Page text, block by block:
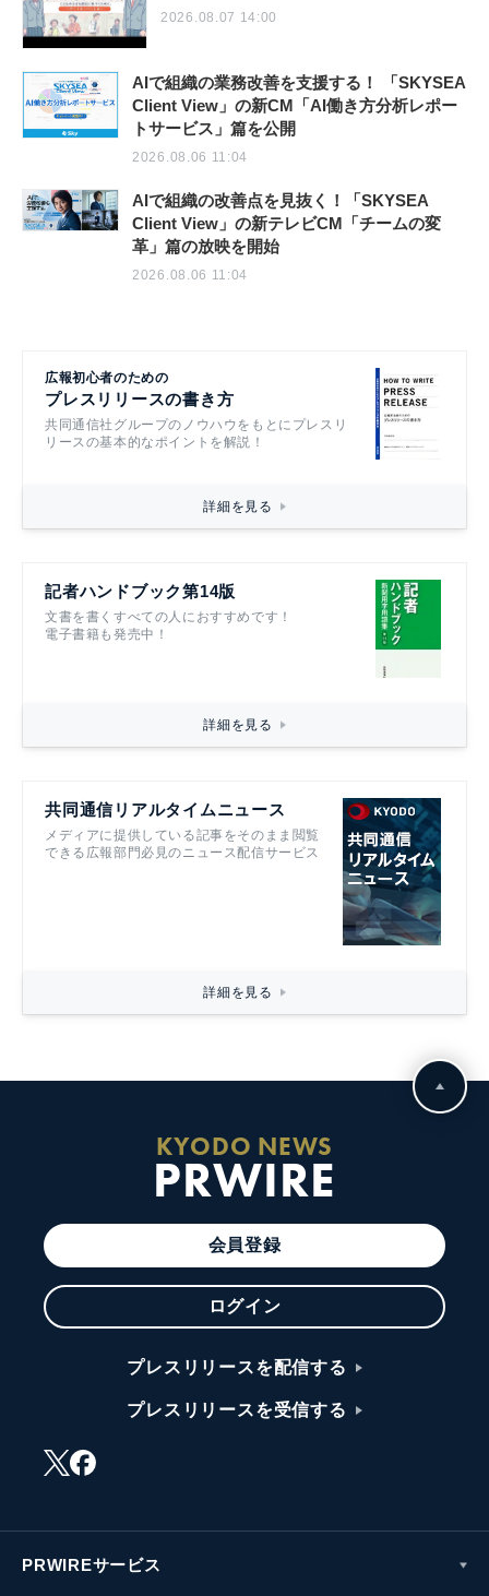
2026.08.07 14:00
AIで組織の業務改善を支援する！ 「SKYSEA
Client View」の新CM「AI働き方分析レポー
トサービス」篇を公開
2026.08.06 11:04
AIで組織の改善点を見抜く！「SKYSEA
Client View」の新テレビCM「チームの変
革」篇の放映を開始
2026.08.06 11:04
広報初心者のための
プレスリリースの書き方
共同通信社グループのノウハウをもとにプレスリ
リースの基本的なポイントを解説！
詳細を見る
記者ハンドブック第14版
文書を書くすべての人におすすめです！
電子書籍も発売中！
詳細を見る
共同通信リアルタイムニュース
メディアに提供している記事をそのまま閲覧
できる広報部門必見のニュース配信サービス
詳細を見る
KYODO NEWS
PRWIRE
会員登録
ログイン
プレスリリースを配信する
プレスリリースを受信する
PRWIREサービス